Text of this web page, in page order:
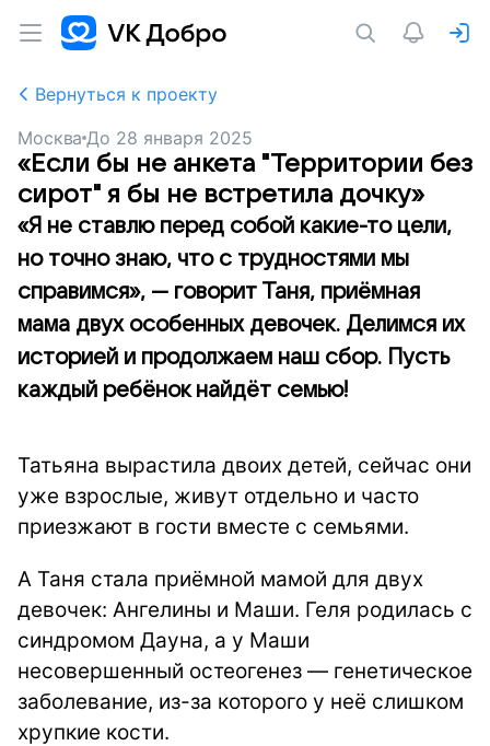
Вернуться к проекту
Москва До 28 января 2025
«Если бы не анкета "Территории без
сирот" я бы не встретила дочку»
«Я не ставлю перед собой какие-то цели,
но точно знаю, что с трудностями мы
справимся», — говорит Таня, приёмная
мама двух особенных девочек. Делимся их
историей и продолжаем наш сбор. Пусть
каждый ребёнок найдёт семью!
Татьяна вырастила двоих детей, сейчас они
уже взрослые, живут отдельно и часто
приезжают в гости вместе с семьями.
А Таня стала приёмной мамой для двух
девочек: Ангелины и Маши. Геля родилась с
синдромом Дауна, а у Маши
несовершенный остеогенез — генетическое
заболевание, из-за которого у неё слишком
хрупкие кости.